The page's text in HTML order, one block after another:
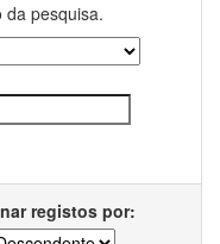
da pesquisa.
registos por: